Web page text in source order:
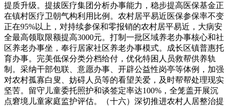
提质升级。提拔医疗集团分析办事能力，稳步提高医保基金正
在镇村医疗卫朝气构利用比例。农村居平易近医保参保率不变
正在95%以上，对持续参保和零报销的农村居平易近，大病安
全最高领取限额提高3000元。打制一批区域养老办事核心和社
区养老办事坐，奉行居家社区养老办事模式。成长区镇普惠托
育办事。完美低保分类分档给付，优化特困人员救帮供养轨
制。采纳干部包联、意愿办事、开辟公益性岗亭等体例，加强
对农村孤寡白叟、妨碍人员等的看望关爱，及时帮帮处理现实
坚苦。留守儿童委托照护和谈签定率达100%，全笼盖开展沉
点窘境儿童家庭监护评估。（十六）深切推进农村人居整治提